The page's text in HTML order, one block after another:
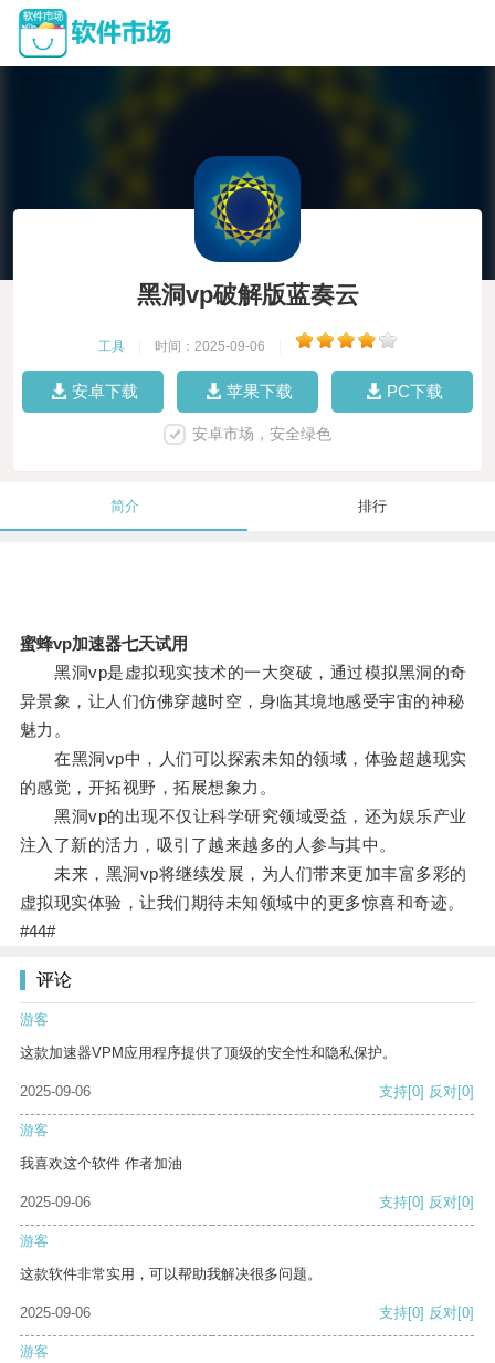
黑洞vp破解版蓝奏云
工具 时间：2025-09-06
安卓下载 苹果下载 PC下载
安卓市场，安全绿色
简介 排行
蜜蜂vp加速器七天试用
黑洞vp是虚拟现实技术的一大突破，通过模拟黑洞的奇
异景象，让人们仿佛穿越时空，身临其境地感受宇宙的神秘
魅力。
在黑洞vp中，人们可以探索未知的领域，体验超越现实
的感觉，开拓视野，拓展想象力。
黑洞vp的出现不仅让科学研究领域受益，还为娱乐产业
注入了新的活力，吸引了越来越多的人参与其中。
未来，黑洞vp将继续发展，为人们带来更加丰富多彩的
虚拟现实体验，让我们期待未知领域中的更多惊喜和奇迹。
#44#
评论
游客
这款加速器VPM应用程序提供了顶级的安全性和隐私保护。
2025-09-06 支持[0] 反对[0]
游客
我喜欢这个软件 作者加油
2025-09-06 支持[0] 反对[0]
游客
这款软件非常实用，可以帮助我解决很多问题。
2025-09-06 支持[0] 反对[0]
游客